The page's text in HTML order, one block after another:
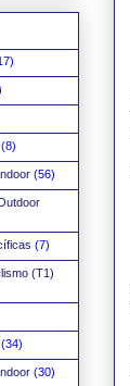
(8)
(56)
(7)
(T1)
(34)
(30)